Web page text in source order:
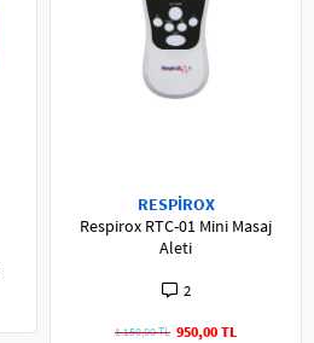
RESPİROX
Respirox RTC-01 Mini Masaj
Aleti
2
950,00 TL
1.150,00 TL